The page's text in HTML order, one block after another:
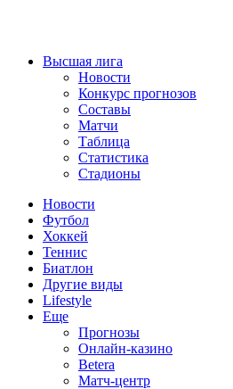
Высшая лига
Новости
Конкурс прогнозов
Составы
Матчи
Таблица
Статистика
Стадионы
Новости
Футбол
Хоккей
Теннис
Биатлон
Другие виды
Lifestyle
Еще
Прогнозы
Онлайн-казино
Betera
Матч-центр